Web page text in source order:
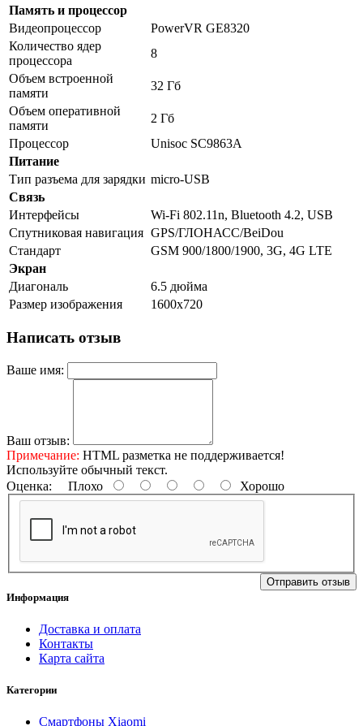
Память и процессор
Видеопроцессор
PowerVR GE8320
Количество ядер
процессора
8
Объем встроенной
памяти
32 Гб
Объем оперативной
памяти
2 Гб
Процессор
Unisoc SC9863A
Питание
Тип разъема для зарядки micro-USB
Связь
Интерфейсы
Wi-Fi 802.11n, Bluetooth 4.2, USB
Спутниковая навигация GPS/ГЛОНАСС/BeiDou
Стандарт
GSM 900/1800/1900, 3G, 4G LTE
Экран
Диагональ
6.5 дюйма
Размер изображения
1600x720
Написать отзыв
Ваше имя:
Ваш отзыв:
Примечание: HTML разметка не поддерживается!
Используйте обычный текст.
Оценка: Плохо Хорошо
Отправить отзыв
Информация
Доставка и оплата
Контакты
Карта сайта
Категории
Смартфоны Xiaomi